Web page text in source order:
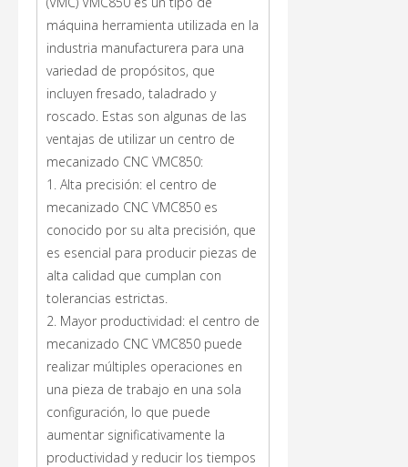
máquina herramienta utilizada en la
industria manufacturera para una
variedad de propósitos, que
incluyen fresado, taladrado y
roscado. Estas son algunas de las
ventajas de utilizar un centro de
mecanizado CNC VMC850:
1. Alta precisión: el centro de
mecanizado CNC VMC850 es
conocido por su alta precisión, que
es esencial para producir piezas de
alta calidad que cumplan con
tolerancias estrictas.
2. Mayor productividad: el centro de
mecanizado CNC VMC850 puede
realizar múltiples operaciones en
una pieza de trabajo en una sola
configuración, lo que puede
aumentar significativamente la
productividad y reducir los tiempos